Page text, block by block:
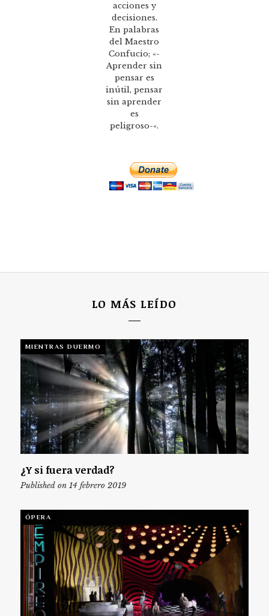
acciones y
decisiones.
En palabras
del Maestro
Confucio; «-
Aprender sin
pensar es
inútil, pensar
sin aprender
es
peligroso-«.
LO MÁS LEÍDO
MIENTRAS DUERMO
¿Y si fuera verdad?
Published on 14 febrero 2019
ÓPERA